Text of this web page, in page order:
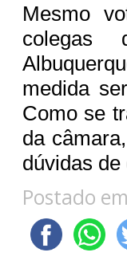
Mesmo
colegas
medida
Como se
da
dúvidas de
Postado